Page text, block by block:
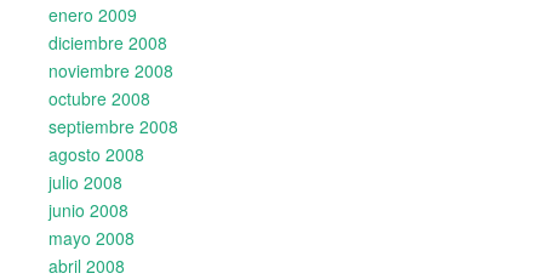
enero 2009
diciembre 2008
noviembre 2008
octubre 2008
septiembre 2008
agosto 2008
julio 2008
junio 2008
mayo 2008
abril 2008